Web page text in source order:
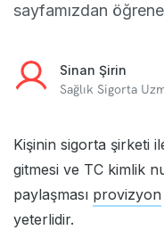
sayfamızdan
Sinan Şirin
Sağlık Sigorta
Kişinin sigorta şirketi
gitmesi ve TC kimlik
paylaşması provizyon
yeterlidir.